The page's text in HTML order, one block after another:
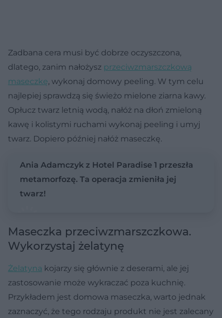
Zadbana cera musi być dobrze oczyszczona,
dlatego, zanim nałożysz przeciwzmarszczkową
maseczkę, wykonaj domowy peeling. W tym celu
najlepiej sprawdzą się świeżo mielone ziarna kawy.
Opłucz twarz letnią wodą, nałóż na dłoń zmieloną
kawę i kolistymi ruchami wykonaj peeling i umyj
twarz. Dopiero później nałóż maseczkę.
Ania Adamczyk z Hotel Paradise 1 przeszła
metamorfozę. Ta operacja zmieniła jej
twarz!
Maseczka przeciwzmarszczkowa.
Wykorzystaj żelatynę
Żelatyna kojarzy się głównie z deserami, ale jej
zastosowanie może wykraczać poza kuchnię.
Przykładem jest domowa maseczka, warto jednak
zaznaczyć, że tego rodzaju produkt nie jest zalecany